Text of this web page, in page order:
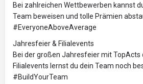
Bei zahlreichen Wettbewerben kannst
Team beweisen und tolle Prämien
#EveryoneAboveAverage
Jahresfeier & Filialevents
Bei der großen Jahresfeier mit TopActs
Filialevents lernst du dein Team noch
#BuildYourTeam